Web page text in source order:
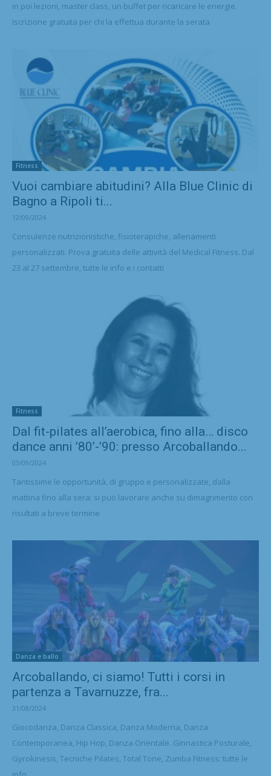
in poi lezioni, master class, un buffet per ricaricare le energie.
Iscrizione gratuita per chi la effettua durante la serata
Fitness
Vuoi cambiare abitudini? Alla Blue Clinic di
Bagno a Ripoli ti...
12/09/2024
Consulenze nutrizionistiche, fisioterapiche, allenamenti
personalizzati. Prova gratuita delle attività del Medical Fitness. Dal
23 al 27 settembre, tutte le info e i contatti
Fitness
Dal fit-pilates all’aerobica, fino alla… disco
dance anni ’80’-’90: presso Arcoballando...
03/09/2024
Tantissime le opportunità, di gruppo e personalizzate, dalla
mattina fino alla sera: si può lavorare anche su dimagrimento con
risultati a breve termine
Danza e ballo
Arcoballando, ci siamo! Tutti i corsi in
partenza a Tavarnuzze, fra...
31/08/2024
Giocodanza, Danza Classica, Danza Moderna, Danza
Contemporanea, Hip Hop, Danza Orientale. Ginnastica Posturale,
Gyrokinesis, Tecniche Pilates, Total Tone, Zumba Fitness: tutte le